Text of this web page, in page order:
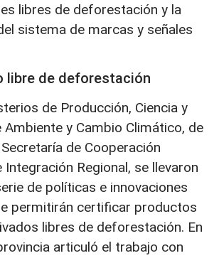
libres de deforestación y la
sistema de marcas y señales
libre de deforestación
de Producción, Ciencia y
Ambiente y Cambio Climático, de
de Cooperación
Integración Regional, se llevaron
de políticas e innovaciones
permitirán certificar productos
libres de deforestación. En
articuló el trabajo con